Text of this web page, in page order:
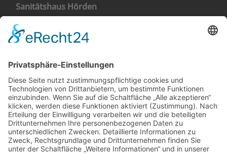
Sanitätshaus Hörden
76571 Gaggenau-Hörden
Sanitätshaus Gaggenau
Klehestraße 5
76571 Gaggenau
+49 (0) 7225 987 79 30